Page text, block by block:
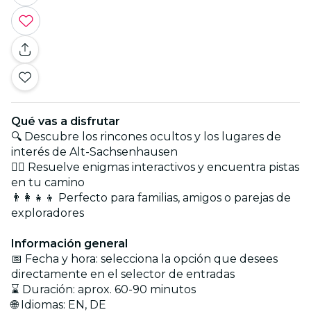
Qué vas a disfrutar
🔍 Descubre los rincones ocultos y los lugares de
interés de Alt-Sachsenhausen
🕵️‍♂️ Resuelve enigmas interactivos y encuentra pistas
en tu camino
👨‍👩‍👧‍👦 Perfecto para familias, amigos o parejas de
exploradores
Información general
📅 Fecha y hora: selecciona la opción que desees
directamente en el selector de entradas
⌛ Duración: aprox. 60-90 minutos
🌐 Idiomas: EN, DE